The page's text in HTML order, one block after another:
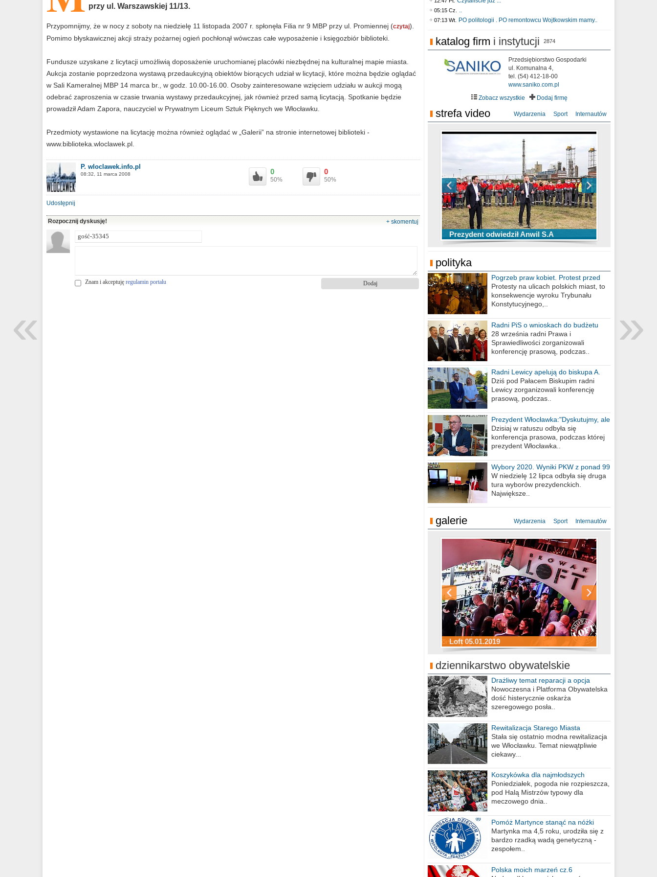
przy ul. Warszawskiej 11/13.
Przypomnijmy, że w nocy z soboty na niedzielę 11 listopada 2007 r. spłonęła Filia nr 9 MBP przy ul. Promiennej (czytaj).
Pomimo błyskawicznej akcji straży pożarnej ogień pochłonął wówczas całe wyposażenie i księgozbiór biblioteki.
Fundusze uzyskane z licytacji umożliwią doposażenie uruchomianej placówki niezbędnej na kulturalnej mapie miasta.
Aukcja zostanie poprzedzona wystawą przedaukcyjną obiektów biorących udział w licytacji, które można będzie oglądać
w Sali Kameralnej MBP 14 marca br., w godz. 10.00-16.00. Osoby zainteresowane wzięciem udziału w aukcji mogą
odebrać zaproszenia w czasie trwania wystawy przedaukcyjnej, jak również przed samą licytacją. Spotkanie będzie
prowadził Adam Zapora, nauczyciel w Prywatnym Liceum Sztuk Pięknych we Włocławku.
Przedmioty wystawione na licytację można również oglądać w „Galerii” na stronie internetowej biblioteki -
www.biblioteka.wloclawek.pl.
P. wloclawek.info.pl
08:32, 11 marca 2008 0
50%
0
50%
Udostępnij
Rozpocznij dyskusję! + skomentuj
Znam i akceptuję regulamin portalu
05:15 Cz. ..
07:13 Wt. PO politologii . PO remontowcu Wojtkowskim mamy..
katalog firm i instytucji 2874
Przedsiębiorstwo Gospodarki
ul. Komunalna 4,
tel. (54) 412-18-00
www.saniko.com.pl
Zobacz wszystkie
Dodaj firmę
strefa video Wydarzenia Sport Internautów
Prezydent odwiedził Anwil S.A
TOP 10 przechwytów Anwilu Włocławek
w EBL w sezonie 2019/2020
TOP 5 rzutów Anwilu Włocławek w BCL
w sezonie 2019/2020
Ni To Ponk - W oczach mamy strach
sixf33t .Last Year DRONE FOOTAGE
Włocławek
XXIII Sesja Rady Miasta Włocławek VIII
kadencji w dniu 09.06.2020 r.
polityka
Pogrzeb praw kobiet. Protest przed
biurem poselskim PiS
Protesty na ulicach polskich miast, to
konsekwencje wyroku Trybunału
Konstytucyjnego,..
Radni PiS o wnioskach do budżetu
miasta na 2021 rok
28 września radni Prawa i
Sprawiedliwości zorganizowali
konferencję prasową, podczas..
Radni Lewicy apelują do biskupa A.
Wiesława Meringa
Dziś pod Pałacem Biskupim radni
Lewicy zorganizowali konferencję
prasową, podczas..
Prezydent Włocławka:"Dyskutujmy, ale
nie obrażajmy się”
Dzisiaj w ratuszu odbyła się
konferencja prasowa, podczas której
prezydent Włocławka..
Wybory 2020. Wyniki PKW z ponad 99
procent obwodów
W niedzielę 12 lipca odbyła się druga
tura wyborów prezydenckich.
Największe..
galerie Wydarzenia Sport Internautów
Loft 05.01.2019
Sylwester Podgrodzie 31.12.2018
Sylwester Pensjonat Michelin 31.12.2018
Sylwester Hotel Młyn 31.12.2018
Sylwester Miejski 31.12.2018
Sylwester Loft 31.12.2018
dziennikarstwo obywatelskie
Drażliwy temat reparacji a opcja
berlińska
Nowoczesna i Platforma Obywatelska
dość histerycznie oskarża
szeregowego posła..
Rewitalizacja Starego Miasta
Stała się ostatnio modna rewitalizacja
we Włocławku. Temat niewątpliwie
ciekawy...
Koszykówka dla najmłodszych
Poniedziałek, pogoda nie rozpieszcza,
pod Halą Mistrzów typowy dla
meczowego dnia..
Pomóż Martynce stanąć na nóżki
Martynka ma 4,5 roku, urodziła się z
bardzo rzadką wadą genetyczną -
zespołem..
Polska moich marzeń cz.6
»
«